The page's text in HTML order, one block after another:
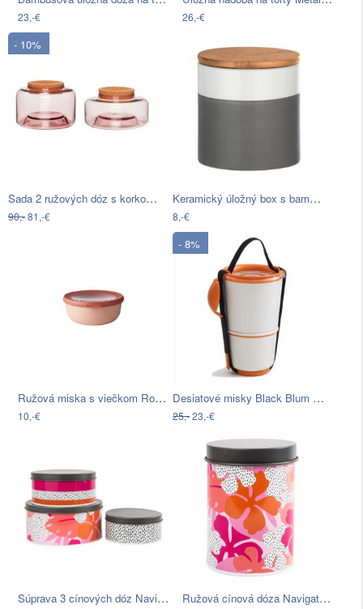
23,-€ 26,-€
- 10%
Sada 2 ružových dóz s korkovým viečkom…
90,-81,-€
Keramický úložný box s bambusovým vekom…
8,-€
Ružová miska s viečkom Rosti Mepal…
10,-€
- 8%
Desiatové misky Black Blum Lunch Pot,…
25,-23,-€
Súprava 3 cínových dóz Navigate Ružová cínová dóza Navigate Floral